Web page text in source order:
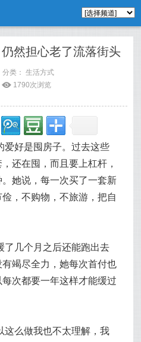
然担心老了流落街头
分类： 生活方式
ė 1790次浏览
爱好是囤房子。过去这些
还在囤，而且要上杠杆，
她说，每一次买了一套新
，不购物，不旅游，把自
了几个月之后还能跑出去
竭尽全力，她每次首付也
次都要一年这样才能缓过
这么做我也不太理解，我